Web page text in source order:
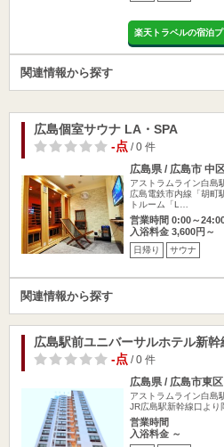
楽天トラベルの宿泊
関連情報から探す
広島個室サウナ LA・SPA
-点/ 0 件
広島県 / 広島市 中
アストラムライン白島
広島電鉄市内線「胡町
トルーム「L…
営業時間 0:00～
入浴料金 3,600円～
日帰り サウナ
関連情報から探す
広島駅前ユニバーサルホテル新幹
-点/ 0 件
広島県 / 広島市東区
アストラムライン白島
JR広島駅新幹線口より
営業時間
入浴料金 ～